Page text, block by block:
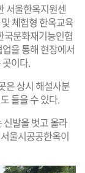
서울한옥지원센
체험형 한옥교육
국문화재기능인협
을 통해 현장에서
이다.
은 상시 해설사분
들을 수 있다.
발을 벗고 올라
울시공공한옥이